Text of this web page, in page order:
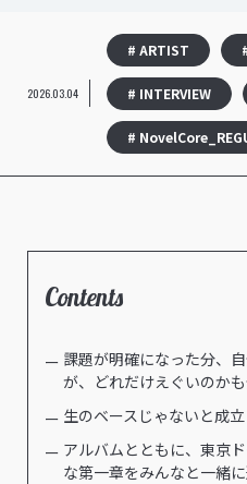
2026.03.04
# ARTIST
# INTERVIEW
#
Contents
課題が明確になった分、
が、どれだけえぐいのか
生のベースじゃないと成
アルバムとともに、東京
な第一章をみんなと一緒